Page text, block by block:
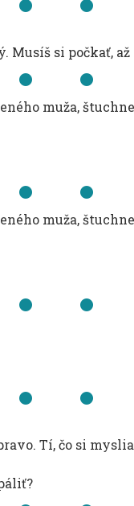
si počkať,
muža,
muža,
Tí, čo si